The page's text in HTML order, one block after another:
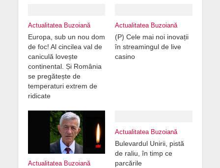
Actualitatea Buzoiană
Europa, sub un nou dom
de foc! Al cincilea val de
caniculă lovește
continental. Și România
se pregătește de
temperaturi extrem de
ridicate
Actualitatea Buzoiană
(P) Cele mai noi inovații
în streamingul de live
casino
Actualitatea Buzoiană
Actualitatea Buzoiană
Bulevardul Unirii, pistă
de raliu, în timp ce
parcările